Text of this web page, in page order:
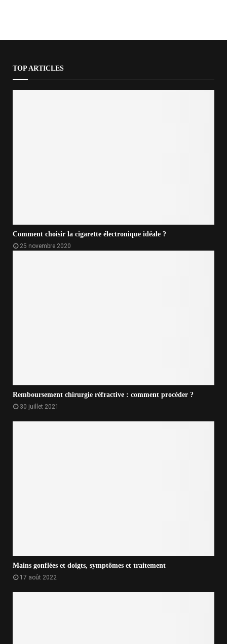
TOP ARTICLES
Comment choisir la cigarette électronique idéale ?
25 novembre 2020
Remboursement chirurgie réfractive : comment procéder ?
30 juillet 2021
Mains gonflées et doigts, symptômes et traitement
17 août 2022